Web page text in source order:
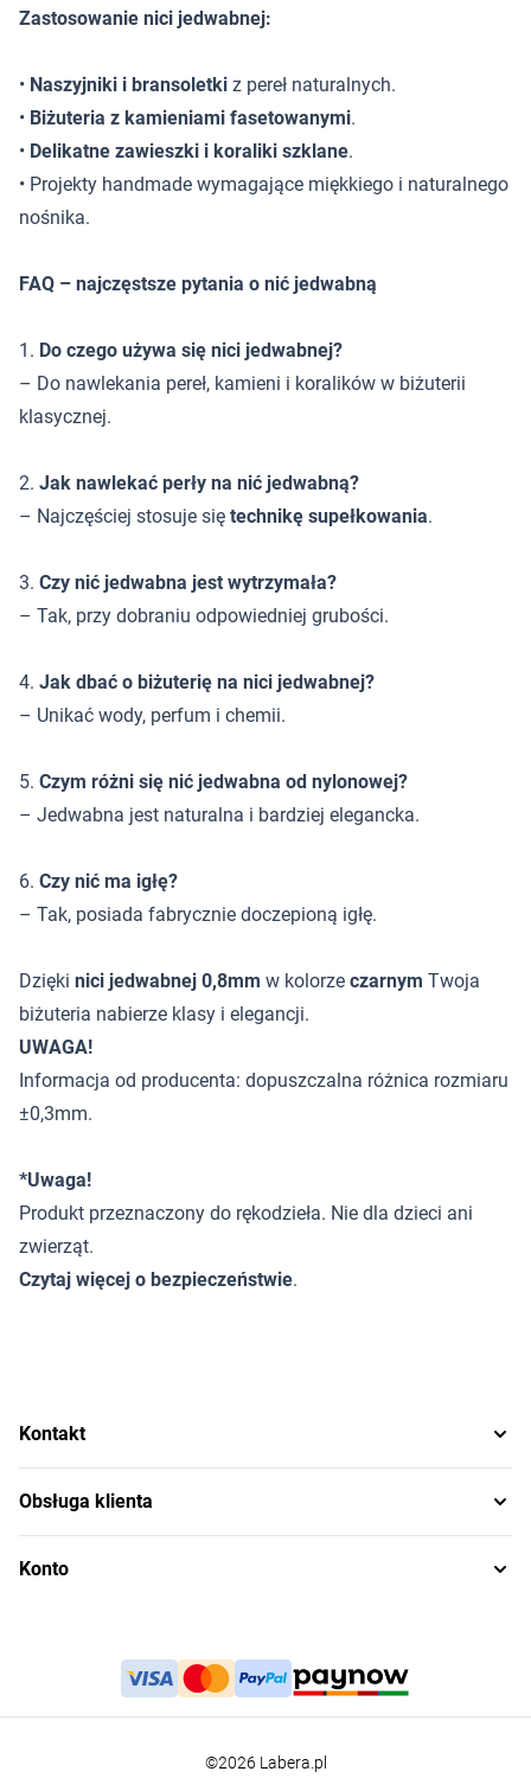
Zastosowanie nici jedwabnej:
• Naszyjniki i bransoletki z pereł naturalnych.
• Biżuteria z kamieniami fasetowanymi.
• Delikatne zawieszki i koraliki szklane.
• Projekty handmade wymagające miękkiego i naturalnego
nośnika.
FAQ – najczęstsze pytania o nić jedwabną
1. Do czego używa się nici jedwabnej?
– Do nawlekania pereł, kamieni i koralików w biżuterii
klasycznej.
2. Jak nawlekać perły na nić jedwabną?
– Najczęściej stosuje się technikę supełkowania.
3. Czy nić jedwabna jest wytrzymała?
– Tak, przy dobraniu odpowiedniej grubości.
4. Jak dbać o biżuterię na nici jedwabnej?
– Unikać wody, perfum i chemii.
5. Czym różni się nić jedwabna od nylonowej?
– Jedwabna jest naturalna i bardziej elegancka.
6. Czy nić ma igłę?
– Tak, posiada fabrycznie doczepioną igłę.
Dzięki nici jedwabnej 0,8mm w kolorze czarnym Twoja
biżuteria nabierze klasy i elegancji.
UWAGA!
Informacja od producenta: dopuszczalna różnica rozmiaru
±0,3mm.
*Uwaga!
Produkt przeznaczony do rękodzieła. Nie dla dzieci ani
zwierząt.
Czytaj więcej o bezpieczeństwie.
Kontakt
Obsługa klienta
Konto
©2026 Labera.pl